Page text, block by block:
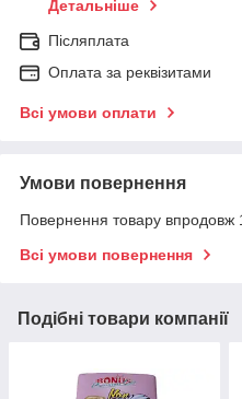
Детальніше
Післяплата
Оплата за реквізитами
Всі умови оплати
Умови повернення
Повернення товару впродовж
Всі умови повернення
Подібні товари компанії